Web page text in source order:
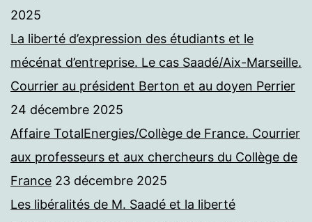
2025
La liberté d’expression des étudiants et le
mécénat d’entreprise. Le cas Saadé/Aix-Marseille.
Courrier au président Berton et au doyen Perrier
24 décembre 2025
Affaire TotalEnergies/Collège de France. Courrier
aux professeurs et aux chercheurs du Collège de
France 23 décembre 2025
Les libéralités de M. Saadé et la liberté